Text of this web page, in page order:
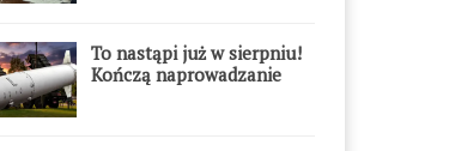
To nastąpi już w sierpniu!
Kończą naprowadzanie